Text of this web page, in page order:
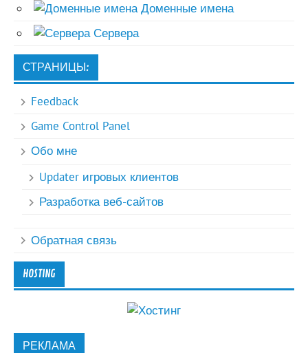
Доменные имена
Сервера
СТРАНИЦЫ:
Feedback
Game Control Panel
Обо мне
Updater игровых клиентов
Разработка веб-сайтов
Обратная связь
HOSTING
РЕКЛАМА